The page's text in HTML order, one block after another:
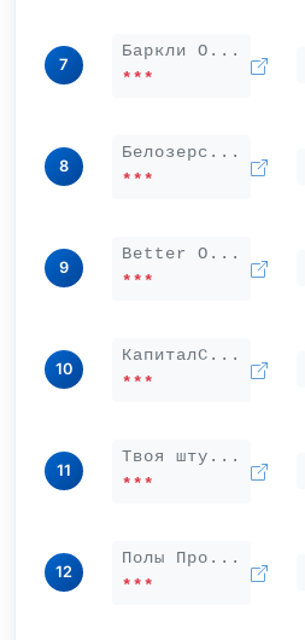
7
Баркли О...
***
8
Белозерс...
***
9
Better О...
***
10
КапиталС...
***
11
Твоя шту...
***
12
Полы Про...
***